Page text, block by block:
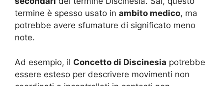
termine è spesso usato in ambito medico, ma
potrebbe avere sfumature di significato meno
note.
Ad esempio, il Concetto di Discinesia potrebbe
essere esteso per descrivere movimenti non